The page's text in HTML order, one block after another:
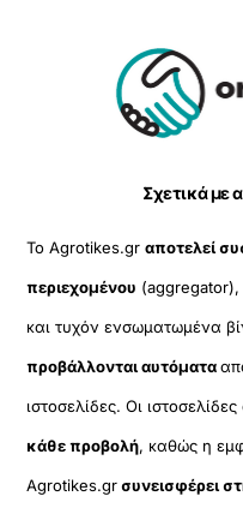
Σχετικά με
Το Agrotikes.grαποτελεί
περιεχομένου (aggregator),
και τυχόν ενσωματωμένα
προβάλλονται αυτόματα
ιστοσελίδες. Οι
κάθε προβολή, καθώς η
Agrotikes.grσυνεισφέρει